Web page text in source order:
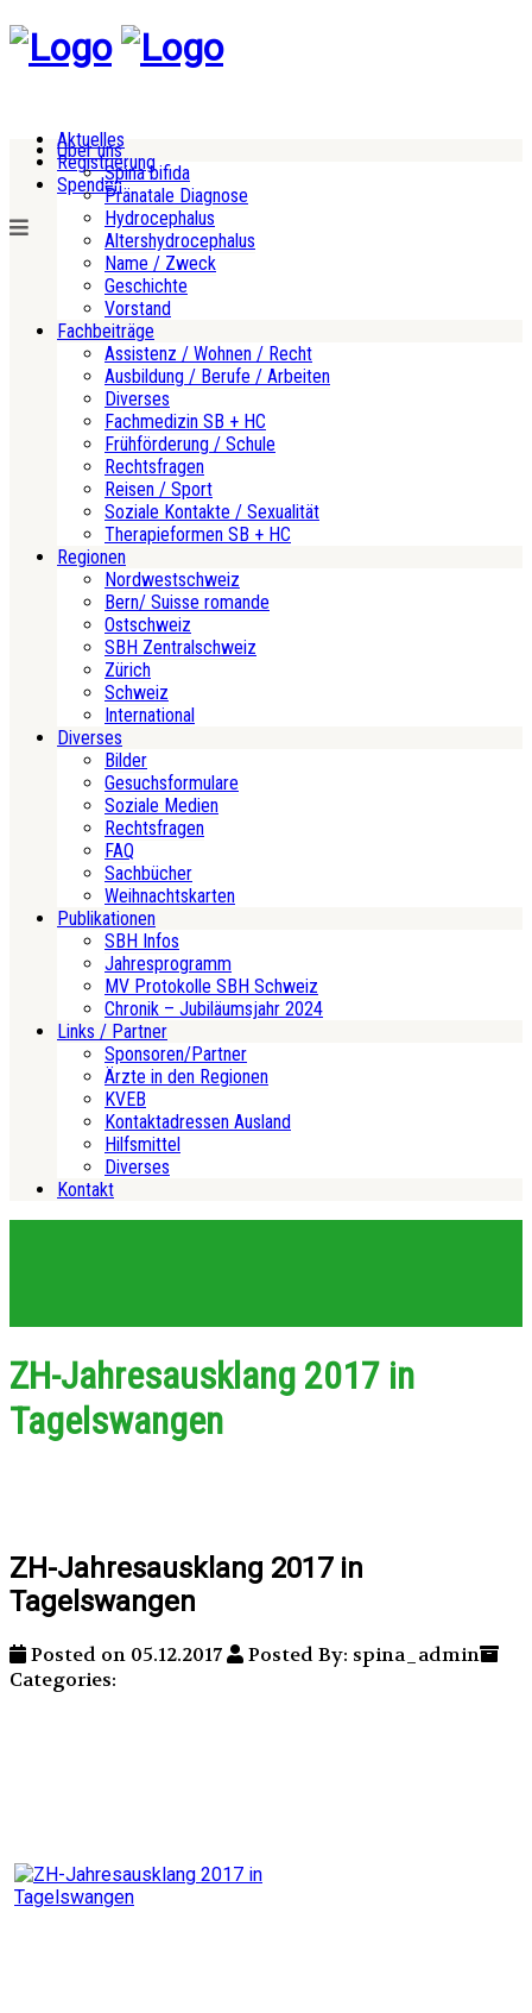
Aktuelles
Registrierung
Spenden
Über uns
Spina bifida
Pränatale Diagnose
Hydrocephalus
Altershydrocephalus
Name / Zweck
Geschichte
Vorstand
Fachbeiträge
Assistenz / Wohnen / Recht
Ausbildung / Berufe / Arbeiten
Diverses
Fachmedizin SB + HC
Frühförderung / Schule
Rechtsfragen
Reisen / Sport
Soziale Kontakte / Sexualität
Therapieformen SB + HC
Regionen
Nordwestschweiz
Bern/ Suisse romande
Ostschweiz
SBH Zentralschweiz
Zürich
Schweiz
International
Diverses
Bilder
Gesuchsformulare
Soziale Medien
Rechtsfragen
FAQ
Sachbücher
Weihnachtskarten
Publikationen
SBH Infos
Jahresprogramm
MV Protokolle SBH Schweiz
Chronik – Jubiläumsjahr 2024
Links / Partner
Sponsoren/Partner
Ärzte in den Regionen
KVEB
Kontaktadressen Ausland
Hilfsmittel
Diverses
Kontakt
ZH-Jahresausklang 2017 in
Tagelswangen
ZH-Jahresausklang 2017 in
Tagelswangen
Posted on 05.12.2017
Posted By: spina_admin
Categories: